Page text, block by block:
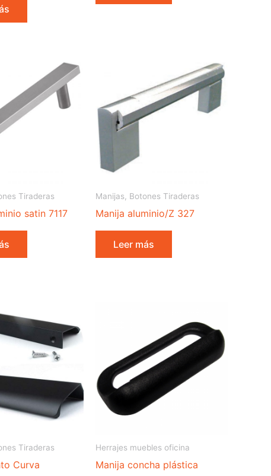
Tiraderas
satin 7117
Manijas, Botones Tiraderas
Manija aluminio/Z 327
Leer más
Tiraderas
Curva
Herrajes muebles oficina
Manija concha plástica